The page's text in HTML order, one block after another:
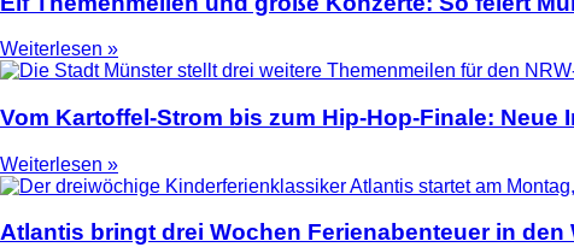
Weiterlesen »
Vom Kartoffel-Strom bis zum Hip-Hop-Finale: Neue
Weiterlesen »
Atlantis bringt drei Wochen Ferienabenteuer in den